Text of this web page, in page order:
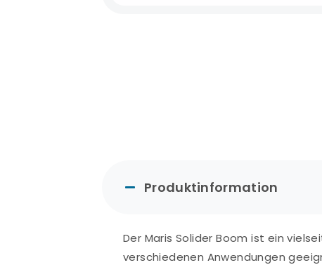
Produktinformation
Der Maris Solider Boom ist ein
verschiedenen Anwendungen